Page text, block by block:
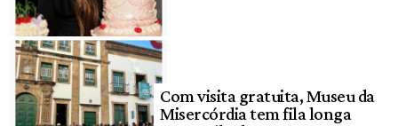
Com visita gratuita, Museu da
Misercórdia tem fila longa